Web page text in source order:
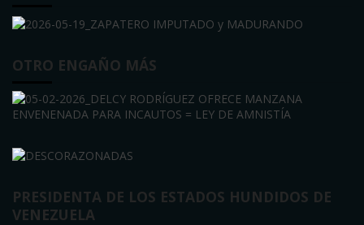
OTRO ENGAÑO MÁS
PRESIDENTA DE LOS ESTADOS HUNDIDOS DE
VENEZUELA